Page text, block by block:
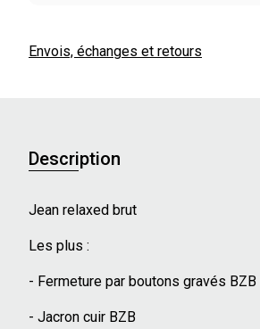
Envois, échanges et retours
Description
Jean relaxed brut
Les plus :
- Fermeture par boutons gravés BZB
- Jacron cuir BZB